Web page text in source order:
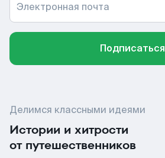
Электронная почта
Подписаться
Делимся классными идеями
Истории и хитрости
от путешественников